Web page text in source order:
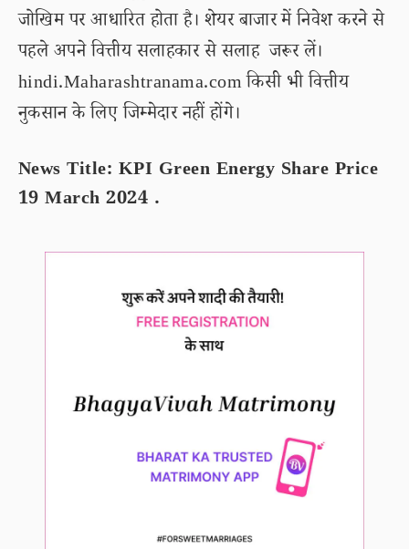
जोखिम पर आधारित होता है। शेयर बाजार में निवेश करने से
पहले अपने वित्तीय सलाहकार से सलाह जरूर लें।
hindi.Maharashtranama.com किसी भी वित्तीय
नुकसान के लिए जिम्मेदार नहीं होंगे।
News Title: KPI Green Energy Share Price
19 March 2024 .